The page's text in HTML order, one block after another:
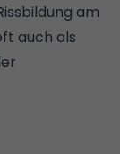
am
auch als